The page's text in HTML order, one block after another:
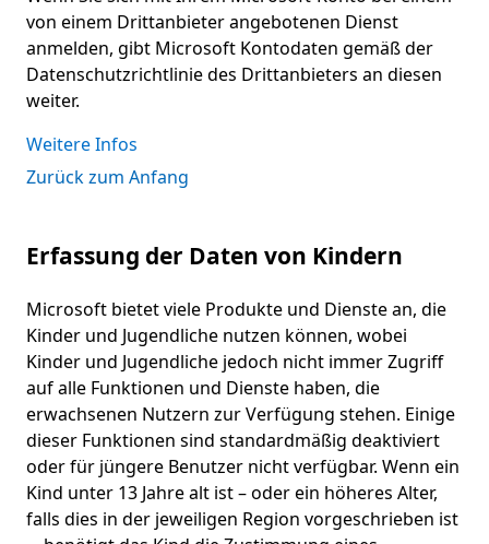
von einem Drittanbieter angebotenen Dienst
anmelden, gibt Microsoft Kontodaten gemäß der
Datenschutzrichtlinie des Drittanbieters an diesen
weiter.
Weitere Infos
Zurück zum Anfang
Erfassung der Daten von Kindern
Microsoft bietet viele Produkte und Dienste an, die
Kinder und Jugendliche nutzen können, wobei
Kinder und Jugendliche jedoch nicht immer Zugriff
auf alle Funktionen und Dienste haben, die
erwachsenen Nutzern zur Verfügung stehen. Einige
dieser Funktionen sind standardmäßig deaktiviert
oder für jüngere Benutzer nicht verfügbar. Wenn ein
Kind unter 13 Jahre alt ist – oder ein höheres Alter,
falls dies in der jeweiligen Region vorgeschrieben ist